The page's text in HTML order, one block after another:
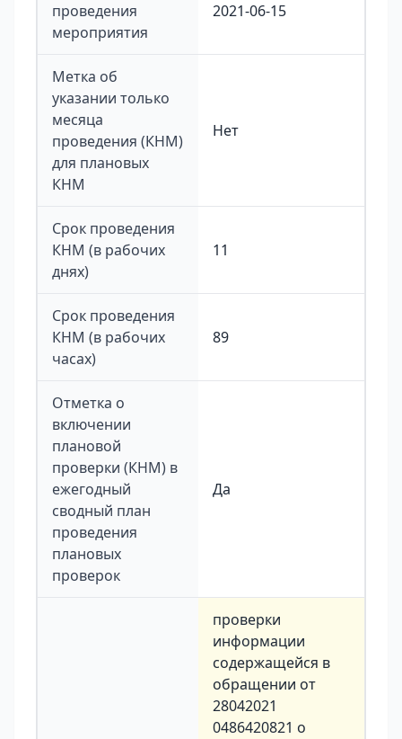
проведения
мероприятия
2021-06-15
Метка об
указании только
месяца
проведения (КНМ)
для плановых
КНМ
Нет
Срок проведения
КНМ (в рабочих
днях)
11
Срок проведения
КНМ (в рабочих
часах)
89
Отметка о
включении
плановой
проверки (КНМ) в
ежегодный
сводный план
проведения
плановых
проверок
Да
проверки
информации
содержащейся в
обращении от
28042021
0486420821 о